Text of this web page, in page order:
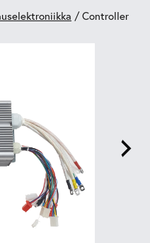
/ Controller